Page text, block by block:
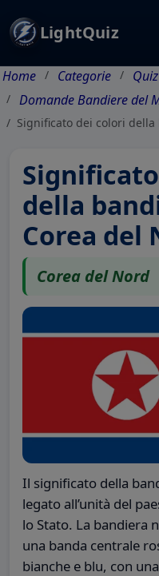
LightQuiz
Home Categorie
Domande Bandiere del
Significato dei colori
della
Corea del
Corea del Nord
Il significato della
legato all’unità del
lo Stato. La bandiera
una banda centrale
bianche e blu, con